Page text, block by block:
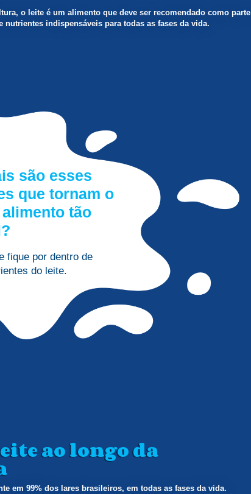
o leite é um alimento que deve ser recomendado como parte
indispensáveis para todas as fases da vida.
são esses
que tornam o
tão
fique por dentro de
do leite.
ao longo da
em 99% dos lares brasileiros, em todas as fases da vida.